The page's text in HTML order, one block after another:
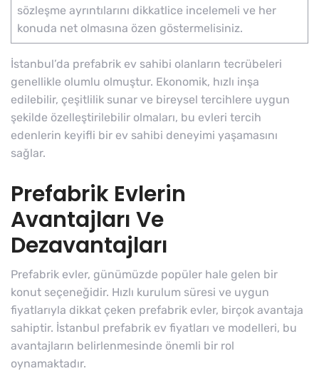
sözleşme ayrıntılarını dikkatlice incelemeli ve her
konuda net olmasına özen göstermelisiniz.
İstanbul’da prefabrik ev sahibi olanların tecrübeleri
genellikle olumlu olmuştur. Ekonomik, hızlı inşa
edilebilir, çeşitlilik sunar ve bireysel tercihlere uygun
şekilde özelleştirilebilir olmaları, bu evleri tercih
edenlerin keyifli bir ev sahibi deneyimi yaşamasını
sağlar.
Prefabrik Evlerin
Avantajları Ve
Dezavantajları
Prefabrik evler, günümüzde popüler hale gelen bir
konut seçeneğidir. Hızlı kurulum süresi ve uygun
fiyatlarıyla dikkat çeken prefabrik evler, birçok avantaja
sahiptir. İstanbul prefabrik ev fiyatları ve modelleri, bu
avantajların belirlenmesinde önemli bir rol
oynamaktadır.